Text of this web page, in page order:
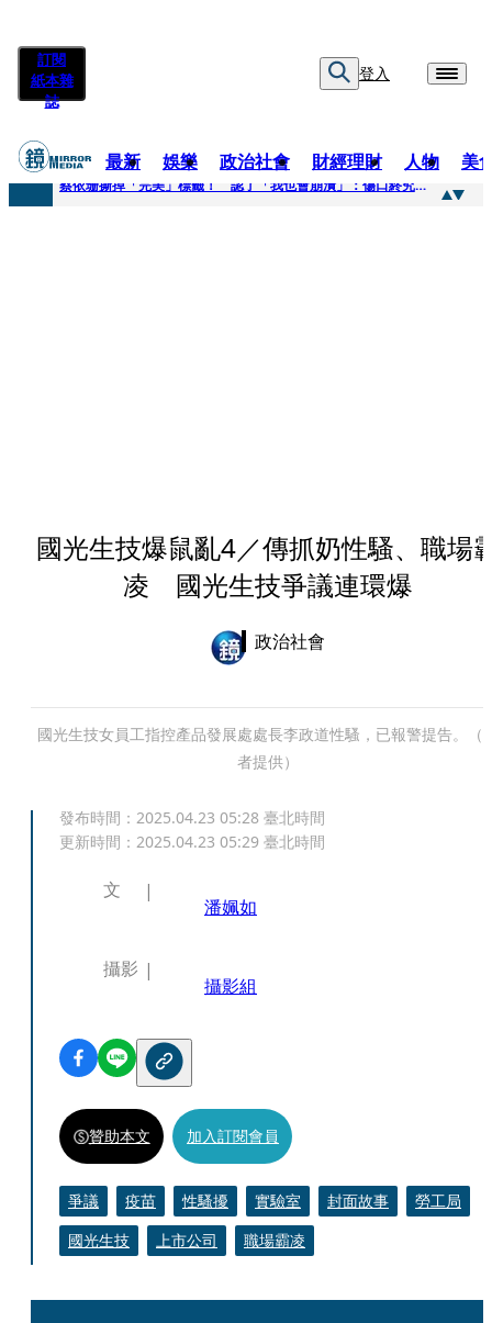
訂閱
紙本雜
誌
登入
最新 娛樂 政治社會 財經理財 人物 美
快訊
蔡依珊撕掉「完美」標籤！ 認了「我也會崩潰」：傷口終究會癒合
國光生技爆鼠亂4／傳抓奶性騷、職場
凌 國光生技爭議連環爆
政治社會
國光生技女員工指控產品發展處處長李政道性騷，已報警提告。（
者提供）
發布時間： 2025.04.23 05:28 臺北時間
更新時間： 2025.04.23 05:29 臺北時間
文
潘姵如
攝影
攝影組
贊助本文 加入訂閱會員
爭議 疫苗 性騷擾 實驗室 封面故事
勞工局
國光生技
上市公司 職場霸凌